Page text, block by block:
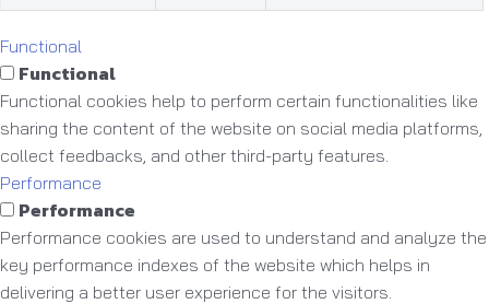
Functional
Functional
Functional cookies help to perform certain functionalities like
sharing the content of the website on social media platforms,
collect feedbacks, and other third-party features.
Performance
Performance
Performance cookies are used to understand and analyze the
key performance indexes of the website which helps in
delivering a better user experience for the visitors.